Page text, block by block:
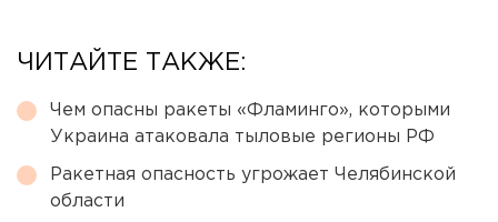
ЧИТАЙТЕ ТАКЖЕ:
Чем опасны ракеты «Фламинго», которыми
Украина атаковала тыловые регионы РФ
Ракетная опасность угрожает Челябинской
области